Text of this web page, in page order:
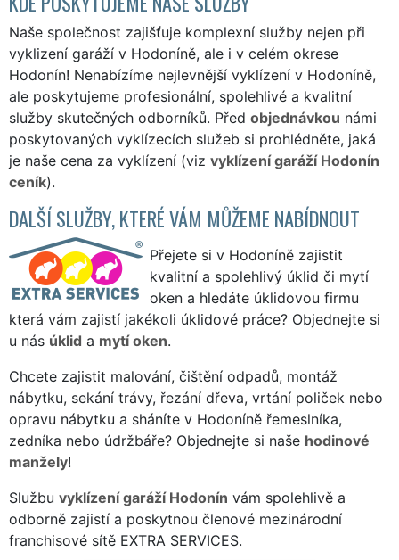
Naše společnost zajišťuje komplexní služby nejen při
vyklizení garáží v Hodoníně, ale i v celém okrese
Hodonín! Nenabízíme nejlevnější vyklízení v Hodoníně,
ale poskytujeme profesionální, spolehlivé a kvalitní
služby skutečných odborníků. Před objednávkou námi
poskytovaných vyklízecích služeb si prohlédněte, jaká
je naše cena za vyklízení (viz vyklízení garáží Hodonín
ceník).
DALŠÍ SLUŽBY, KTERÉ VÁM MŮŽEME NABÍDNOUT
Přejete si v Hodoníně zajistit
kvalitní a spolehlivý úklid či mytí
oken a hledáte úklidovou firmu
která vám zajistí jakékoli úklidové práce? Objednejte si
u nás úklid a mytí oken.
Chcete zajistit malování, čištění odpadů, montáž
nábytku, sekání trávy, řezání dřeva, vrtání poliček nebo
opravu nábytku a sháníte v Hodoníně řemeslníka,
zedníka nebo údržbáře? Objednejte si naše hodinové
manžely!
Službu vyklízení garáží Hodonín vám spolehlivě a
odborně zajistí a poskytnou členové mezinárodní
franchisové sítě EXTRA SERVICES.